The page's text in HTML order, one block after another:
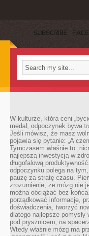
SUBSCRIBE
W kulturze, która ceni
medal, odpoczynek bywa
Jeśli mówisz, że masz
pojawia się pytanie: „A
Tymczasem właśnie to
najlepszą inwestycją w
długofalową
odpoczynku polega na
pauzę za stratę czasu.
zrozumienie, że mózg nie
można obciążać bez
porządkować informacje,
doświadczenia, tworzyć
dlatego najlepsze pomysły
pod prysznicem, na
Wtedy właśnie mózg ma